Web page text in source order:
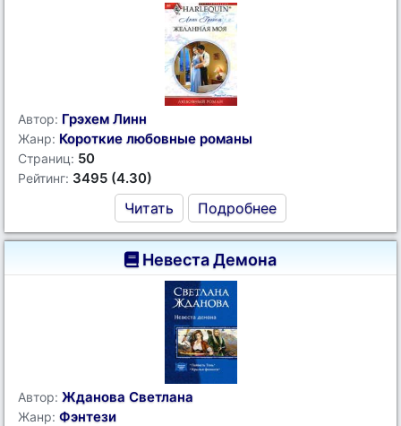
Автор: Грэхем Линн
Жанр: Короткие любовные романы
Страниц: 50
Рейтинг: 3495 (4.30)
Читать Подробнее
Невеста Демона
Автор: Жданова Светлана
Жанр: Фэнтези